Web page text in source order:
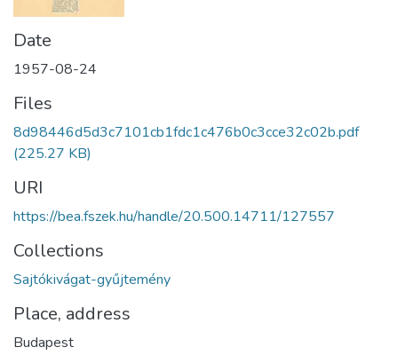
Date
1957-08-24
Files
8d98446d5d3c7101cb1fdc1c476b0c3cce32c02b.pdf
(225.27 KB)
URI
https://bea.fszek.hu/handle/20.500.14711/127557
Collections
Sajtókivágat-gyűjtemény
Place, address
Budapest